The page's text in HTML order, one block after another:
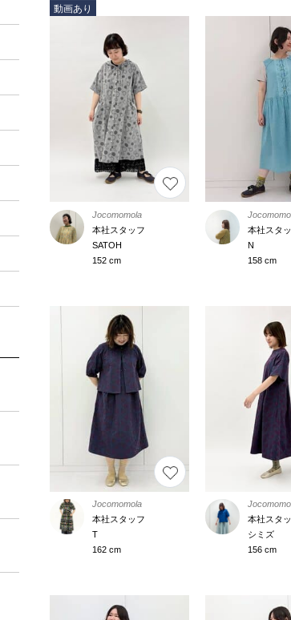
動画あり
Jocomomola
本社スタッフ
SATOH
152 cm
本社スタ
N
158 cm
Jocomomola
本社スタッフ
T
162 cm
本社スタ
シミズ
156 cm